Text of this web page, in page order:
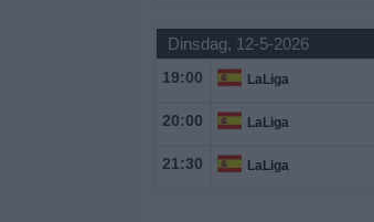
Dinsdag, 12-5-2026
19:00 LaLiga
20:00 LaLiga
21:30 LaLiga